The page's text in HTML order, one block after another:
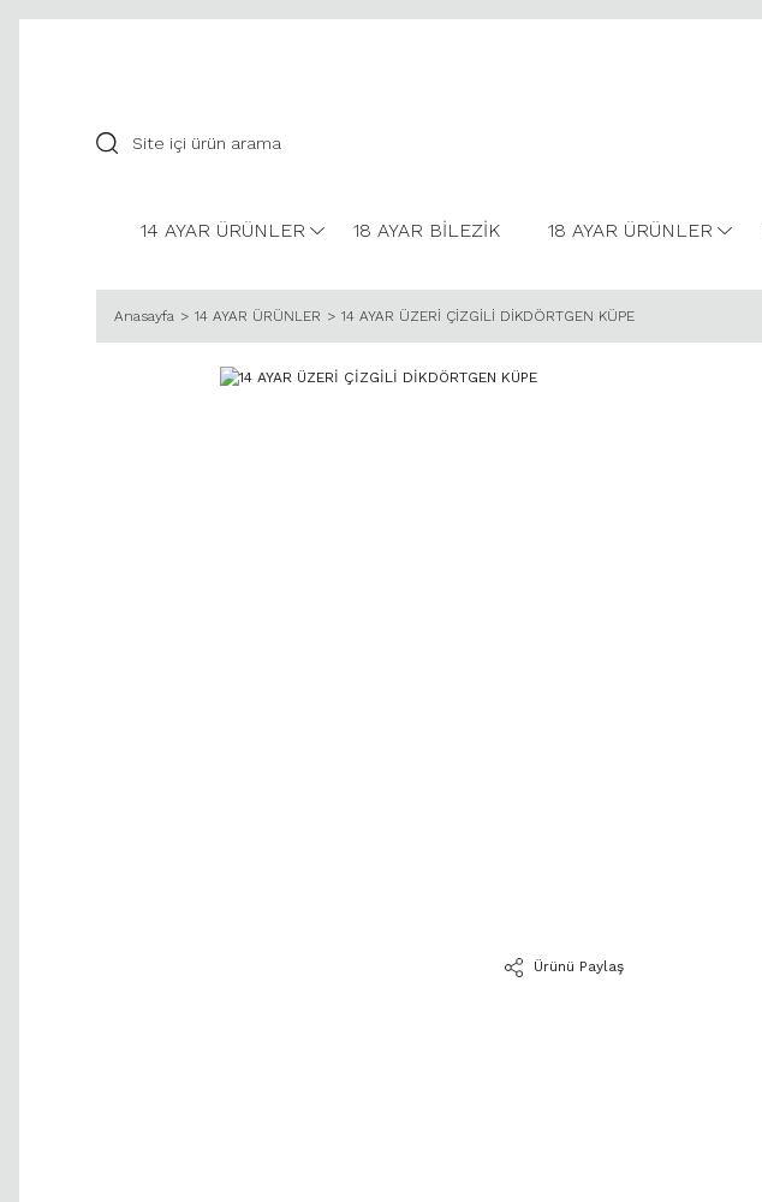
14 AYAR ÜRÜNLER 18 AYAR BİLEZİK 18 AYAR ÜRÜNLER
Anasayfa 14 AYAR ÜRÜNLER 14 AYAR ÜZERİ ÇİZGİLİ DİKDÖRTGEN KÜPE
Ürünü Paylaş